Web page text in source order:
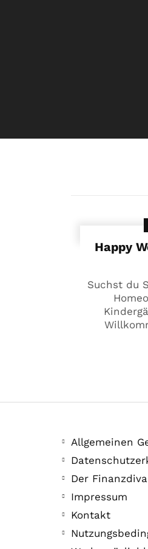
Happy
Suchst du
Allgemeinen
Der
Impressum
Kontakt